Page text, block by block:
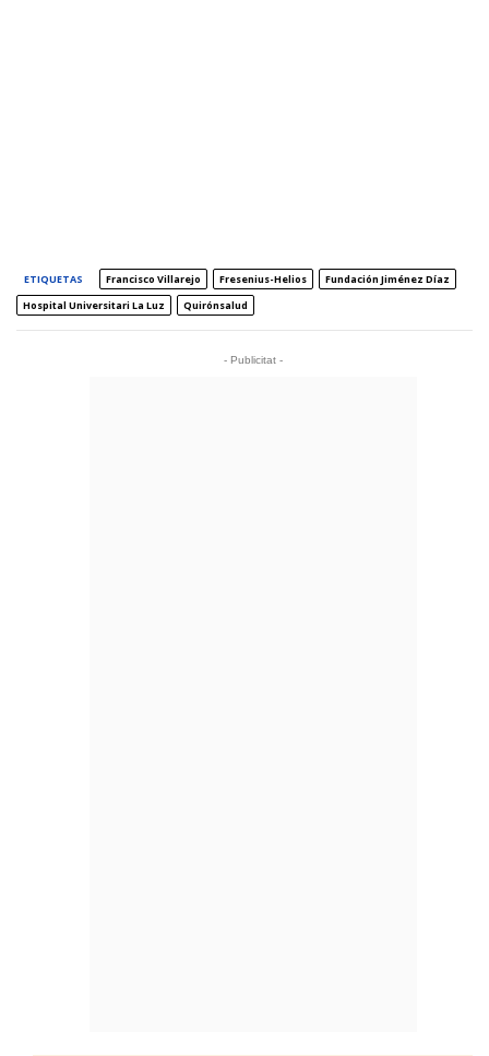
ETIQUETAS Francisco Villarejo Fresenius-Helios
Fundación Jiménez Díaz
Hospital Universitari La Luz
Quirónsalud
- Publicitat -